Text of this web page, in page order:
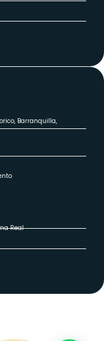
Barranquilla,
Real